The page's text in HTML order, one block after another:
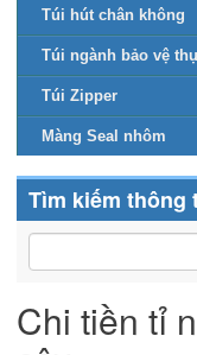
Túi hút chân không
Túi ngành bảo vệ
Túi Zipper
Màng Seal nhôm
Tìm kiếm thông
Chi tiền tỉ